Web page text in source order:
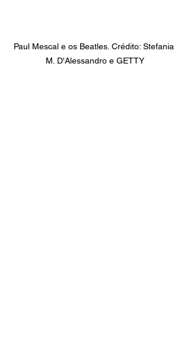
Paul Mescal e os Beatles. Crédito: Stefania
M. D'Alessandro e GETTY